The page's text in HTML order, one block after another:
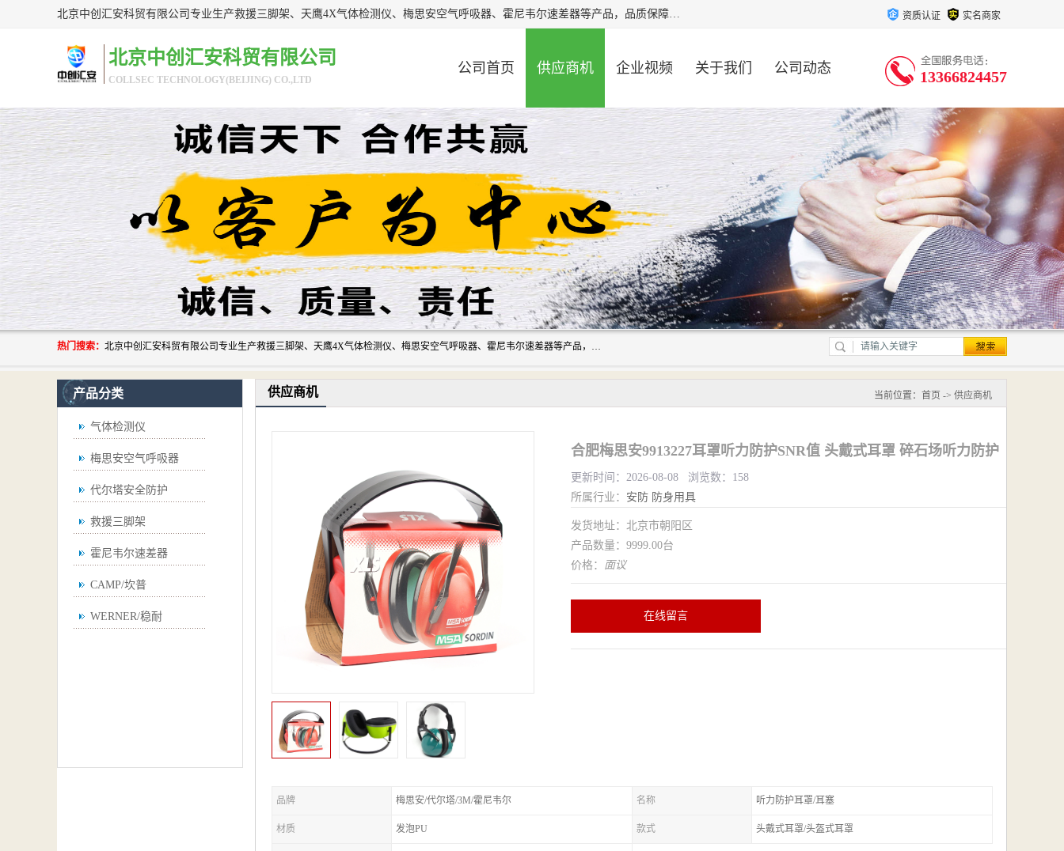
北京中创汇安科贸有限公司专业生产救援三脚架、天鹰4X气体检测仪、梅思安空气呼吸器、霍尼韦尔速差器等产品，品质保障，价格合理，欢迎在线致电咨询。 资质认证 实名商家
北京中创汇安科贸有限公司
COLLSEC TECHNOLOGY(BEIJING) CO.,LTD
公司首页 供应商机 企业视频 关于我们 公司动态 13366824457
热门搜索： 北京中创汇安科贸有限公司专业生产救援三脚架、天鹰4X气体检测仪、梅思安空气呼吸器、霍尼韦尔速差器等产品，品质保障，价格合理，欢迎在线致电咨询。
产品分类
气体检测仪
梅思安空气呼吸器
代尔塔安全防护
救援三脚架
霍尼韦尔速差器
CAMP/坎普
WERNER/稳耐
供应商机 当前位置： 首页 -> 供应商机
合肥梅思安9913227耳罩听力防护SNR值 头戴式耳罩 碎石场听力防护
更新时间：2026-08-08 浏览数：158
所属行业： 安防 防身用具
发货地址：北京市朝阳区
产品数量：9999.00台
价格： 面议
在线留言
品牌 梅思安/代尔塔/3M/霍尼韦尔 名称 听力防护耳罩/耳塞
材质 发泡PU 款式 头戴式耳罩/头盔式耳罩